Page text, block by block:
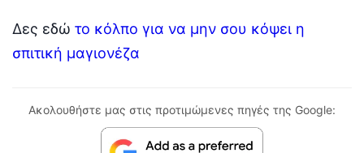
Δες εδώ το κόλπο για να μην σου κόψει η
σπιτική μαγιονέζα
Ακολουθήστε μας στις προτιμώμενες πηγές της Google: